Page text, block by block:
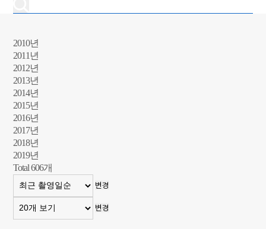
2010년
2011년
2012년
2013년
2014년
2015년
2016년
2017년
2018년
2019년
Total606개
변경
변경